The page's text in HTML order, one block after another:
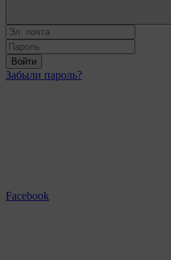
Войти
Забыли пароль?
Facebook